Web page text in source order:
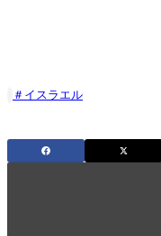
イスラエル